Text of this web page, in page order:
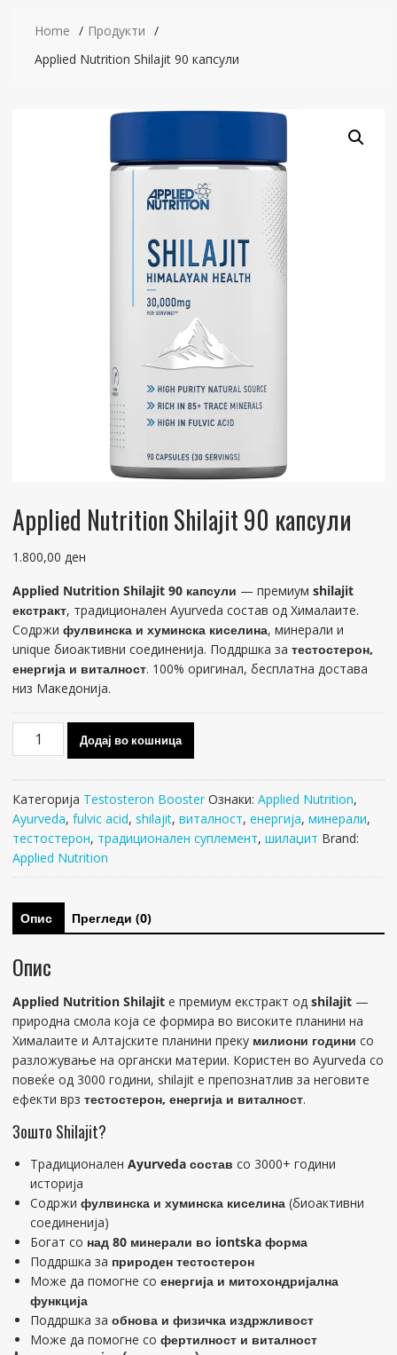
Home
Продукти
Applied Nutrition Shilajit 90 капсули
Applied Nutrition Shilajit 90 капсули
1.800,00 ден
Applied Nutrition Shilajit 90 капсули — премиум shilajit
екстракт, традиционален Ayurveda состав од Хималаите.
Содржи фулвинска и хуминска киселина, минерали и
uniquе биоактивни соединенија. Поддршка за тестостерон,
енергија и виталност. 100% оригинал, бесплатна достава
низ Македонија.
Applied
Nutrition
капсули
количина
Додај во кошница
Категорија Testosteron Booster Ознаки: Applied Nutrition,
Ayurveda, fulvic acid, shilajit, виталност, енергија, минерали,
тестостерон, традиционален суплемент, шилаџит Brand:
Applied Nutrition
Опис Прегледи (0)
Опис
Applied Nutrition Shilajitе премиум екстракт од shilajit—
природна смола која се формира во високите планини на
Хималаите и Алтајските планини преку милиони години со
разложување на органски материи. Користен во Ayurveda со
повеќе од 3000 години, shilajit е препознатлив за неговите
ефекти врз тестостерон, енергија и виталност.
Зошто Shilajit?
Традиционален Ayurveda состав со 3000+ години
историја
Содржи фулвинска и хуминска киселина(биоактивни
соединенија)
Богат со над 80 минерали во iontska форма
Поддршка за природен тестостерон
Може да помогне со енергија и митохондријална
функција
Поддршка за обнова и физичка издржливост
Може да помогне со фертилност и виталност